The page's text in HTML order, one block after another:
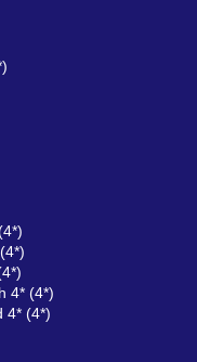
4* (4*)
4* (4*)